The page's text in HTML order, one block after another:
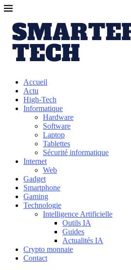
Accueil
Actu
High-Tech
Informatique
Hardware
Software
Laptop
Tablettes
Sécurité informatique
Internet
Web
Gadget
Smartphone
Gaming
Technologie
Intelligence Artificielle
Outils IA
Guides
Actualités IA
Crypto monnaie
Contact